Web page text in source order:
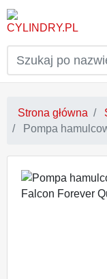
Strona główna
Pompa